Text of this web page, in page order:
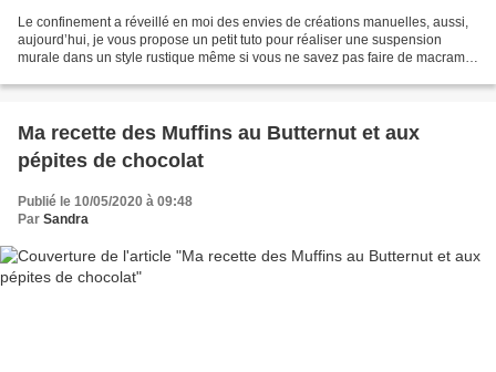
Le confinement a réveillé en moi des envies de créations manuelles, aussi,
aujourd’hui, je vous propose un petit tuto pour réaliser une suspension
murale dans un style rustique même si vous ne savez pas faire de macramé
Ma recette des Muffins au Butternut et aux
pépites de chocolat
Publié le 10/05/2020 à 09:48
Par Sandra